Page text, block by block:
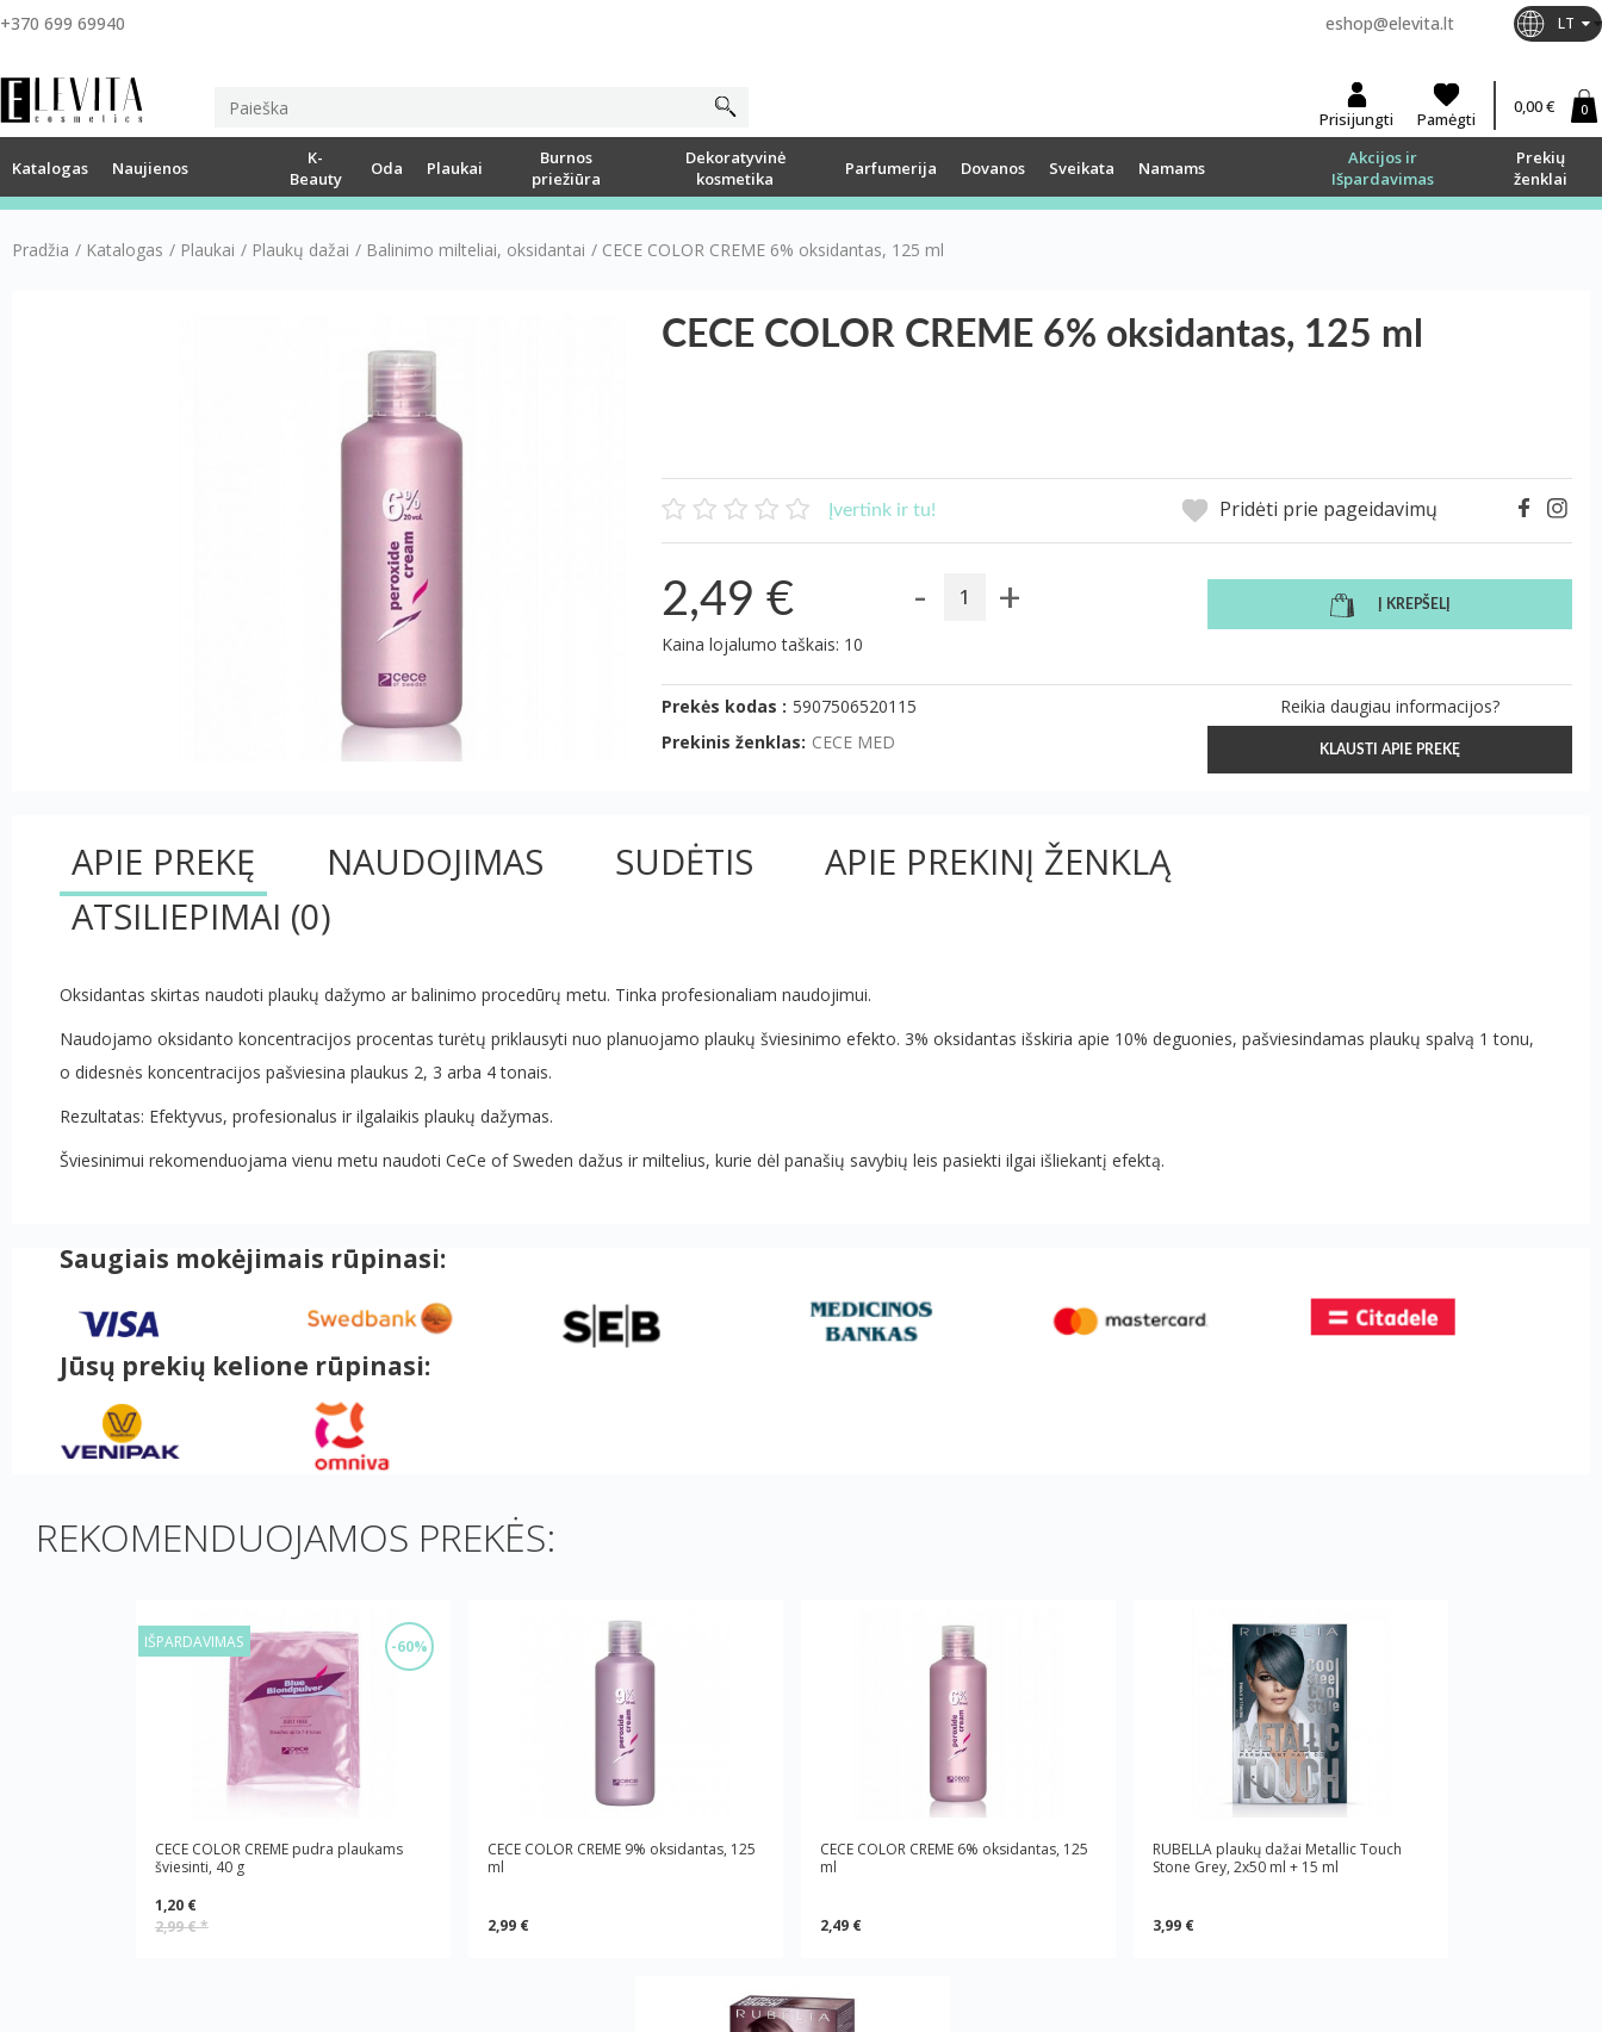
+370 699 69940 eshop@elevita.lt LT
Prisijungti Pamėgti
0,00 € 0
Katalogas Naujienos
K-
Beauty
Oda Plaukai
Burnos
priežiūra
Dekoratyvinė
kosmetika
Parfumerija Dovanos Sveikata Namams
Akcijos ir
Išpardavimas
Prekių
ženklai
Pradžia / Katalogas / Plaukai / Plaukų dažai / Balinimo milteliai, oksidantai / CECE COLOR CREME 6% oksidantas, 125 ml
CECE COLOR CREME 6% oksidantas, 125 ml
Įvertink ir tu! Pridėti prie pageidavimų
2,49 € - + Į KREPŠELĮ
Kaina lojalumo taškais: 10
Prekės kodas : 5907506520115
Prekinis ženklas: CECE MED
Reikia daugiau informacijos?
KLAUSTI APIE PREKĘ
APIE PREKĘ NAUDOJIMAS SUDĖTIS
APIE PREKINĮ ŽENKLĄ
ATSILIEPIMAI (0)
Oksidantas skirtas naudoti plaukų dažymo ar balinimo procedūrų metu. Tinka profesionaliam naudojimui.
Naudojamo oksidanto koncentracijos procentas turėtų priklausyti nuo planuojamo plaukų šviesinimo efekto. 3% oksidantas išskiria apie 10% deguonies, pašviesindamas plaukų spalvą 1 tonu,
o didesnės koncentracijos pašviesina plaukus 2, 3 arba 4 tonais.
Rezultatas: Efektyvus, profesionalus ir ilgalaikis plaukų dažymas.
Šviesinimui rekomenduojama vienu metu naudoti CeCe of Sweden dažus ir miltelius, kurie dėl panašių savybių leis pasiekti ilgai išliekantį efektą.
Saugiais mokėjimais rūpinasi:
Jūsų prekių kelione rūpinasi:
REKOMENDUOJAMOS PREKĖS:
-60%
IŠPARDAVIMAS
CECE COLOR CREME pudra plaukams
šviesinti, 40 g
1,20 €
2,99 €*
CECE COLOR CREME 9% oksidantas, 125
ml
2,99 €
CECE COLOR CREME 6% oksidantas, 125
ml
2,49 €
RUBELLA plaukų dažai Metallic Touch
Stone Grey, 2x50 ml + 15 ml
3,99 €